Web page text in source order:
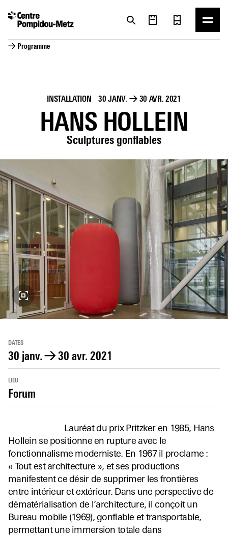
→ Programme
INSTALLATION 30 JANV. → 30 AVR. 2021
HANS HOLLEIN
Sculptures gonflables
DATES
30 janv. →30 avr. 2021
LIEU
Forum
Lauréat du prix Pritzker en 1985, Hans
Hollein se positionne en rupture avec le
fonctionnalisme moderniste. En 1967 il proclame :
« Tout est architecture », et ses productions
manifestent ce désir de supprimer les frontières
entre intérieur et extérieur. Dans une perspective de
dématérialisation de l’architecture, il conçoit un
Bureau mobile (1969), gonflable et transportable,
permettant une immersion totale dans